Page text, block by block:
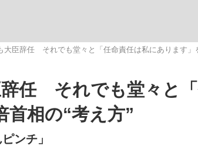
一切聞かれなかった」侍ジャパン選手が証言した
を、目撃せよ。
大臣辞任 それでも堂々と「任命責任は私にあります」
任 それでも堂々と
首相の“考え方”
ンチ」